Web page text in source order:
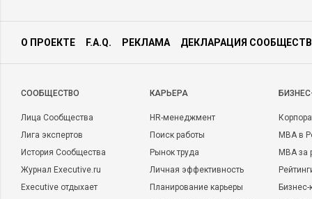
О ПРОЕКТЕ F.A.Q. РЕКЛАМА ДЕКЛАРАЦИЯ
CООБЩЕСТВО
Лица Сообщества
Лига экспертов
История Сообщества
Журнал Executive.ru
Executive отдыхает
КАРЬЕРА
HR-менеджмент
Поиск работы
Рынок труда
Личная эффективность
Планирование карьеры
MBA в
MBA
Бизнес-